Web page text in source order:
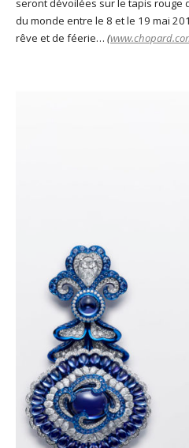
seront dévoilées sur le tapis rouge
du monde entre le 8 et le 19 mai
rêve et de féerie… (